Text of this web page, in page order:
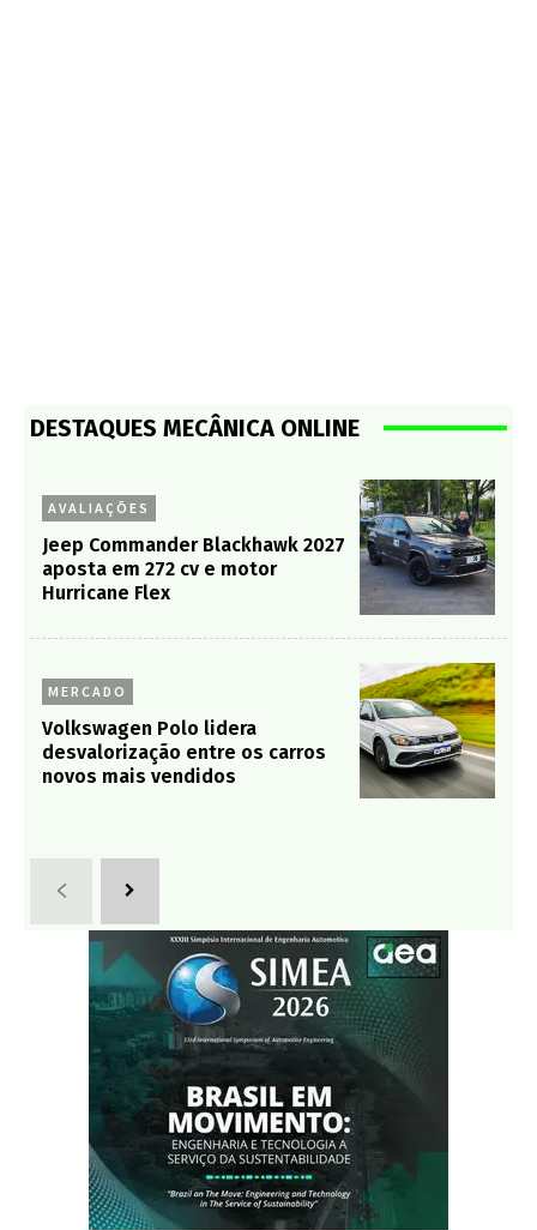
DESTAQUES MECÂNICA ONLINE
AVALIAÇÕES
Jeep Commander Blackhawk 2027
aposta em 272 cv e motor
Hurricane Flex
MERCADO
Volkswagen Polo lidera
desvalorização entre os carros
novos mais vendidos